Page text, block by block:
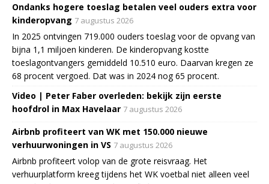
Ondanks hogere toeslag betalen veel ouders extra voor
kinderopvang 7 augustus 2026
In 2025 ontvingen 719.000 ouders toeslag voor de opvang van
bijna 1,1 miljoen kinderen. De kinderopvang kostte
toeslagontvangers gemiddeld 10.510 euro. Daarvan kregen ze
68 procent vergoed. Dat was in 2024 nog 65 procent.
Video | Peter Faber overleden: bekijk zijn eerste
hoofdrol in Max Havelaar 7 augustus 2026
Airbnb profiteert van WK met 150.000 nieuwe
verhuurwoningen in VS 7 augustus 2026
Airbnb profiteert volop van de grote reisvraag. Het
verhuurplatform kreeg tijdens het WK voetbal niet alleen veel